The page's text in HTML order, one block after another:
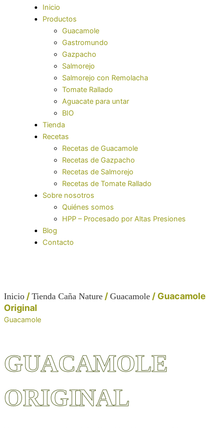
Inicio
Productos
Guacamole
Gastromundo
Gazpacho
Salmorejo
Salmorejo con Remolacha
Tomate Rallado
Aguacate para untar
BIO
Tienda
Recetas
Recetas de Guacamole
Recetas de Gazpacho
Recetas de Salmorejo
Recetas de Tomate Rallado
Sobre nosotros
Quiénes somos
HPP – Procesado por Altas Presiones
Blog
Contacto
Inicio / Tienda Caña Nature / Guacamole / Guacamole
Original
Guacamole
GUACAMOLE
ORIGINAL